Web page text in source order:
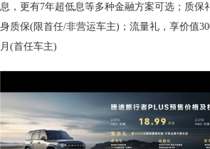
息，更有7年超低息等多种金融方案可选；质保
身质保(限首任/非营运车主)；流量礼，享价值
月(首任车主)